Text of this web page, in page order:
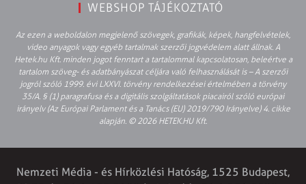
WEBSHOP TÁJÉKOZTATÓ
Az ezen a weboldalon megjelenő szövegek, grafikák, képek, hangfelvételek,
video anyagok vagy egyéb tartalmak szerzői jogvédelem alatt állnak. A
Hetek.hu Kft. minden jogot fenntart a tartalommal kapcsolatosan, beleértve a
tartalom szöveg- és adatbányászat céljára való felhasználását is – A szerzői
jogról szóló 1999. évi LXXVI. törvény rendelkezései értelmében a törvény
35/A. § (1) paragrafusa és a digitális szolgáltatások piacairól szóló európai
irányelv (Az Európai Parlament és a Tanács (EU) 2019/790 Irányelve) 4. cikke
alapján. © 2026 HETEK.HU Kft.
Nemzeti Média - és Hírközlési Hatóság, 1525 Budapest,